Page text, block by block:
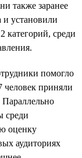
также заранее
и установили
категорий, среди
помогло
человек приняли
среди
оценку
аудиториях